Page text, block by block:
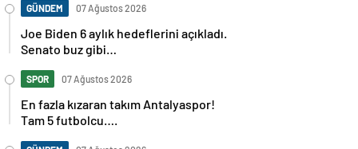
GÜNDEM 07 Ağustos 2026
Joe Biden 6 aylık hedeflerini açıkladı.
Senato buz gibi…
SPOR 07 Ağustos 2026
En fazla kızaran takım Antalyaspor!
Tam 5 futbolcu….